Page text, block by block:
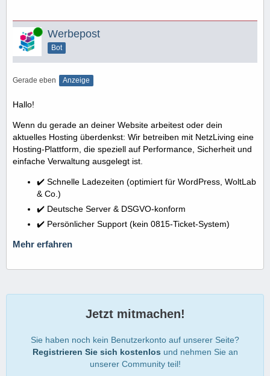
Online Werbepost
Bot
Gerade eben Anzeige
Hallo!
Wenn du gerade an deiner Website arbeitest oder dein
aktuelles Hosting überdenkst: Wir betreiben mit NetzLiving eine
Hosting-Plattform, die speziell auf Performance, Sicherheit und
einfache Verwaltung ausgelegt ist.
✔️ Schnelle Ladezeiten (optimiert für WordPress, WoltLab
& Co.)
✔️ Deutsche Server & DSGVO-konform
✔️ Persönlicher Support (kein 0815-Ticket-System)
Mehr erfahren
Jetzt mitmachen!
Sie haben noch kein Benutzerkonto auf unserer Seite?
Registrieren Sie sich kostenlos und nehmen Sie an
unserer Community teil!